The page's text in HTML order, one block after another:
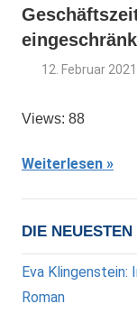
12. Februar 2021
Views: 88
Weiterlesen
DIE
Eva Klingenstein:
Roman